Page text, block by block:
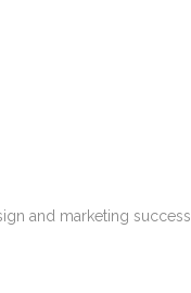
and marketing success.